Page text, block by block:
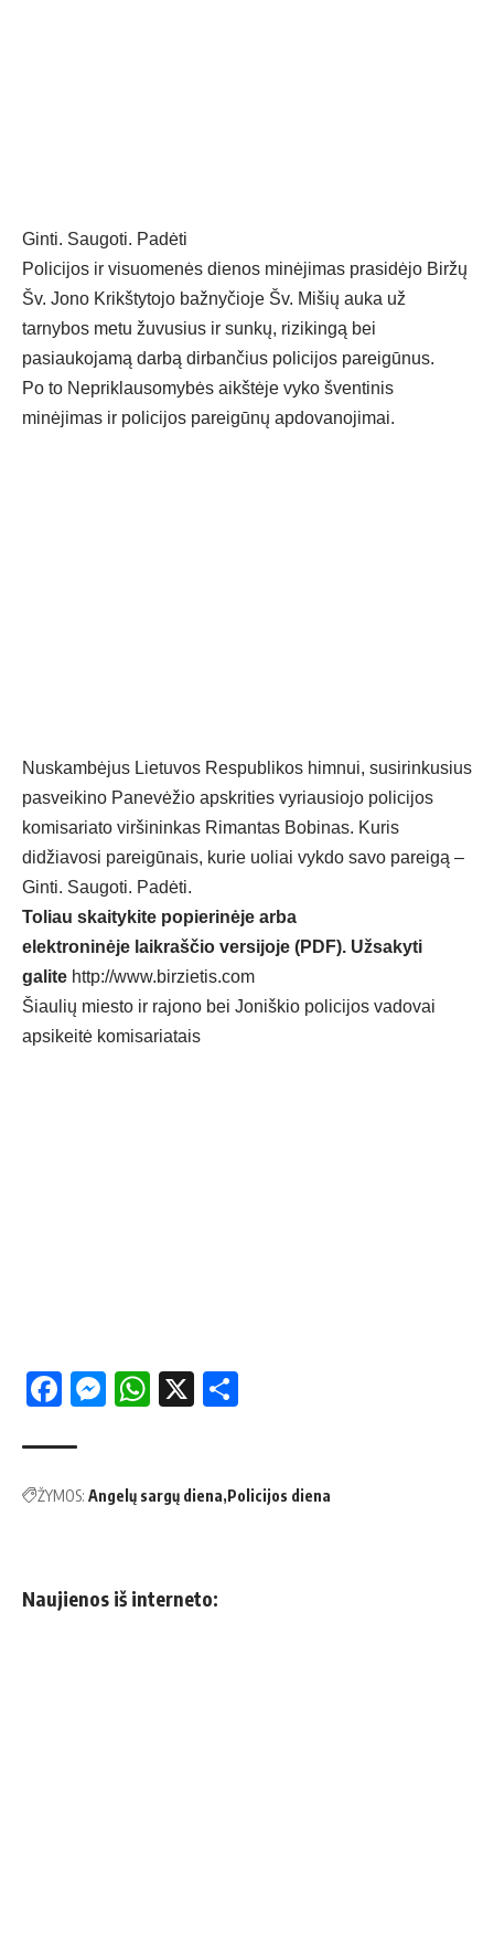
Ginti. Saugoti. Padėti
Policijos ir visuomenės dienos minėjimas prasidėjo Biržų
Šv. Jono Krikštytojo bažnyčioje Šv. Mišių auka už
tarnybos metu žuvusius ir sunkų, rizikingą bei
pasiaukojamą darbą dirbančius policijos pareigūnus.
Po to Nepriklausomybės aikštėje vyko šventinis
minėjimas ir policijos pareigūnų apdovanojimai.
Nuskambėjus Lietuvos Respublikos himnui, susirinkusius
pasveikino Panevėžio apskrities vyriausiojo policijos
komisariato viršininkas Rimantas Bobinas. Kuris
didžiavosi pareigūnais, kurie uoliai vykdo savo pareigą –
Ginti. Saugoti. Padėti.
Toliau skaitykite popierinėje arba
elektroninėje laikraščio versijoje (PDF). Užsakyti
galite http://www.birzietis.com
Šiaulių miesto ir rajono bei Joniškio policijos vadovai
apsikeitė komisariatais
Facebook
Messenger
WhatsApp
X
ŽYMOS: Angelų sargų diena Policijos diena
Naujienos iš interneto: